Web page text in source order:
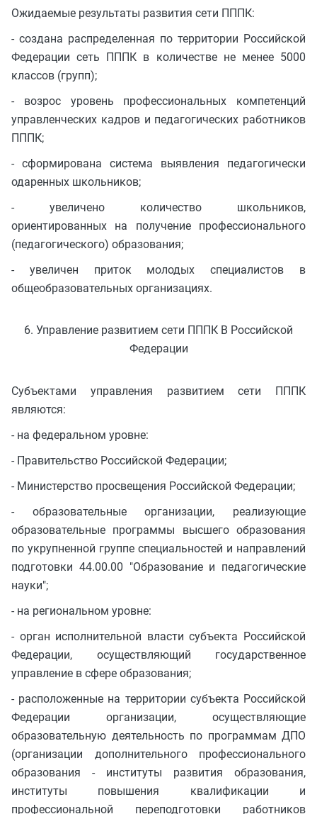
Ожидаемые результаты развития сети ПППК:
- создана распределенная по территории Российской
Федерации сеть ПППК в количестве не менее 5000
классов (групп);
- возрос уровень профессиональных компетенций
управленческих кадров и педагогических работников
ПППК;
- сформирована система выявления педагогически
одаренных школьников;
- увеличено количество школьников,
ориентированных на получение профессионального
(педагогического) образования;
- увеличен приток молодых специалистов в
общеобразовательных организациях.
6. Управление развитием сети ПППК В Российской
Федерации
Субъектами управления развитием сети ПППК
являются:
- на федеральном уровне:
- Правительство Российской Федерации;
- Министерство просвещения Российской Федерации;
- образовательные организации, реализующие
образовательные программы высшего образования
по укрупненной группе специальностей и направлений
подготовки 44.00.00 "Образование и педагогические
науки";
- на региональном уровне:
- орган исполнительной власти субъекта Российской
Федерации, осуществляющий государственное
управление в сфере образования;
- расположенные на территории субъекта Российской
Федерации организации, осуществляющие
образовательную деятельность по программам ДПО
(организации дополнительного профессионального
образования - институты развития образования,
институты повышения квалификации и
профессиональной переподготовки работников